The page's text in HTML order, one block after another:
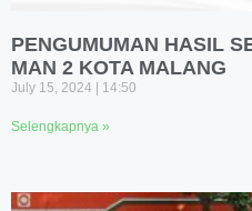
PENGUMUMAN HASIL
MAN 2 KOTA MALANG
July 15, 2024 14:50
Selengkapnya »